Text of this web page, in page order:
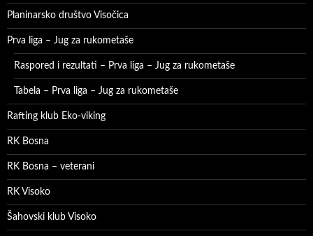
Planinarsko društvo Visočica
Prva liga – Jug za rukometaše
Raspored i rezultati – Prva liga – Jug za rukometaše
Tabela – Prva liga – Jug za rukometaše
Rafting klub Eko-viking
RK Bosna
RK Bosna – veterani
RK Visoko
Šahovski klub Visoko